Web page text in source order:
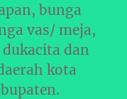
bunga
vas/ meja,
dan
kota